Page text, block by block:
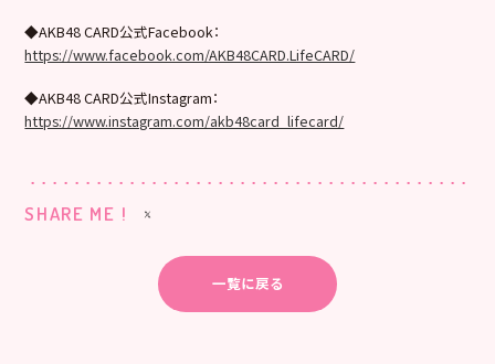
◆AKB48 CARD公式Facebook：
https://www.facebook.com/AKB48CARD.LifeCARD/
◆AKB48 CARD公式Instagram：
https://www.instagram.com/akb48card_lifecard/
SHARE ME !
一覧に戻る